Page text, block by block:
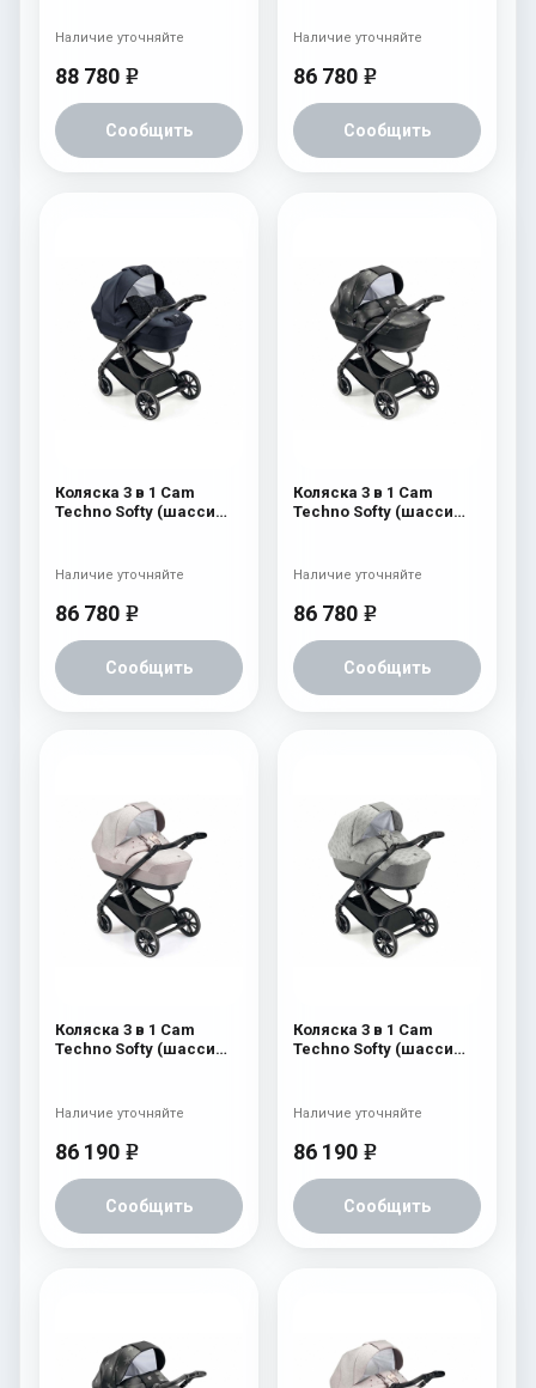
88 780 e
Сообщить
Наличие уточняйте
86 780 e
Сообщить
Наличие уточняйте
Коляска 3 в 1 Cam
Techno Softy (шасси
86 780 e
Сообщить
Наличие уточняйте
Коляска 3 в 1 Cam
Techno Softy (шасси
86 780 e
Сообщить
Наличие уточняйте
Коляска 3 в 1 Cam
Techno Softy (шасси
86 190 e
Сообщить
Наличие уточняйте
Коляска 3 в 1 Cam
Techno Softy (шасси
86 190 e
Сообщить
Наличие уточняйте